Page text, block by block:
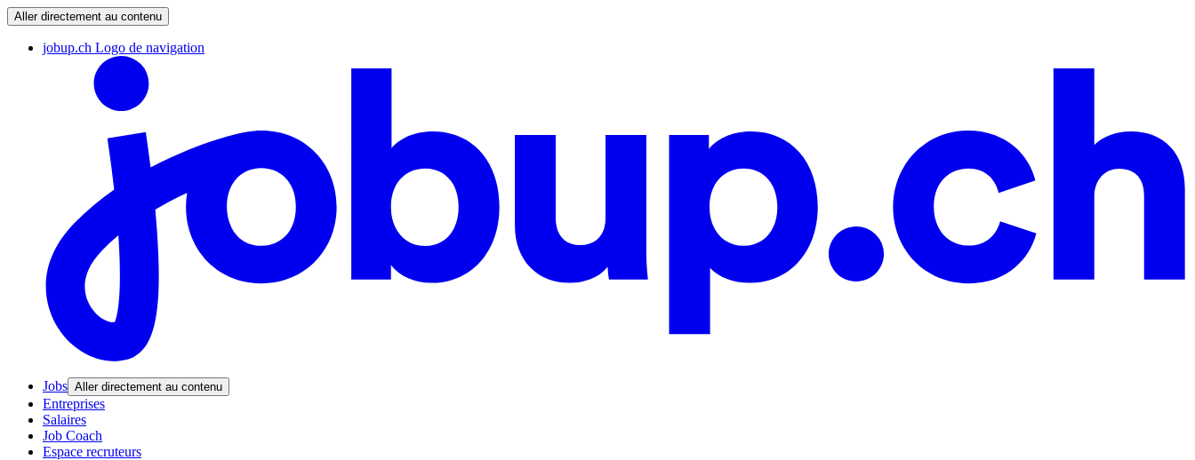
Aller directement au contenu
jobup.ch Logo de navigation
Jobs Aller directement au contenu
Entreprises
Salaires
Job Coach
Espace recruteurs